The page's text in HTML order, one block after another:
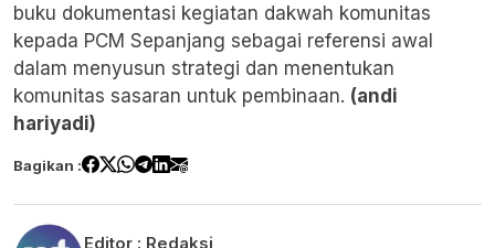
buku dokumentasi kegiatan dakwah komunitas
kepada PCM Sepanjang sebagai referensi awal
dalam menyusun strategi dan menentukan
komunitas sasaran untuk pembinaan. (andi
hariyadi)
Bagikan :
Editor : Redaksi